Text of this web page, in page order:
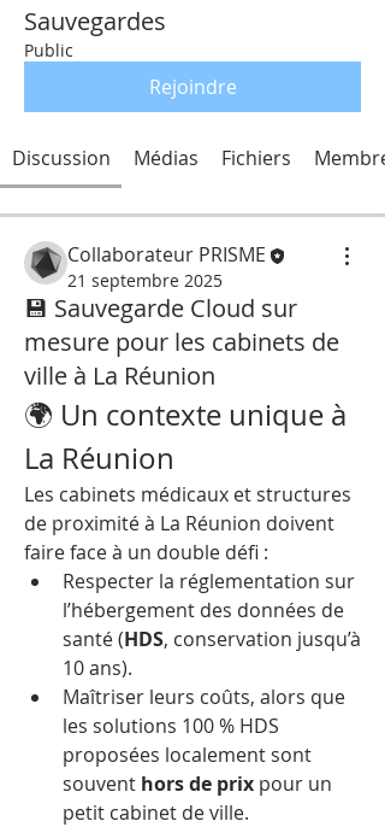
Sauvegardes
Public
Rejoindre
Discussion Médias Fichiers
Collaborateur PRISME
21 septembre 2025
💾 Sauvegarde Cloud sur
mesure pour les cabinets de
ville à La Réunion
🌍 Un contexte unique à
La Réunion
Les cabinets médicaux et structures
de proximité à La Réunion doivent
faire face à un double défi :
Respecter la réglementation sur
l’hébergement des données de
santé (HDS, conservation jusqu’à
10 ans).
Maîtriser leurs coûts, alors que
les solutions 100 % HDS
proposées localement sont
souvent hors de prix pour un
petit cabinet de ville.